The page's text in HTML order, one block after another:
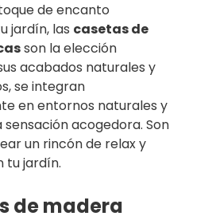
de encanto
jardín, las casetas de
son la elección
acabados naturales y
se integran
en entornos naturales y
acogedora. Son
un rincón de relax y
tu jardín.
de madera